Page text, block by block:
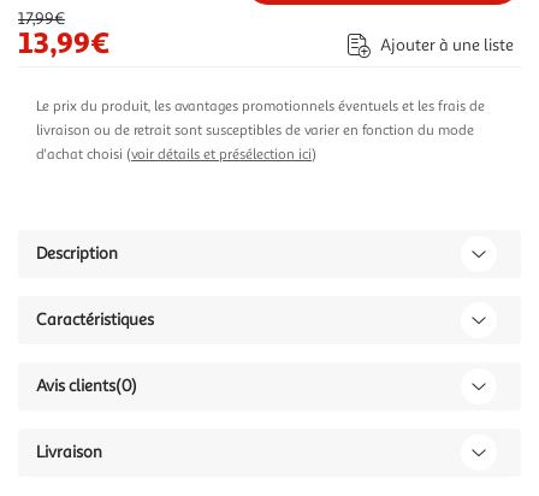
17,99€
13,99€ Ajouter à une liste
Le prix du produit, les avantages promotionnels éventuels et les frais de
livraison ou de retrait sont susceptibles de varier en fonction du mode
d'achat choisi (voir détails et présélection ici)
Description
Caractéristiques
Avis clients(0)
Livraison